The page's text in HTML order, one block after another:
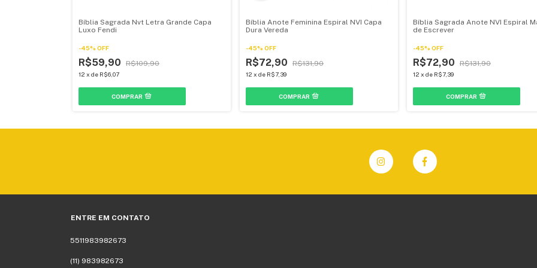
Bíblia Sagrada Nvt Letra Grande Capa
Luxo Fendi
-45% OFF
R$59,90 R$109,90
12 x de R$6,07
Bíblia Anote Feminina Espiral NVI Capa
Dura Vereda
-45% OFF
R$72,90 R$131,90
12 x de R$7,39
Bíblia Sagrada Anote NVI Espiral
de Escrever
-45% OFF
R$72,90 R$131,90
12 x de R$7,39
ENTRE EM CONTATO
5511983982673
(11) 983982673